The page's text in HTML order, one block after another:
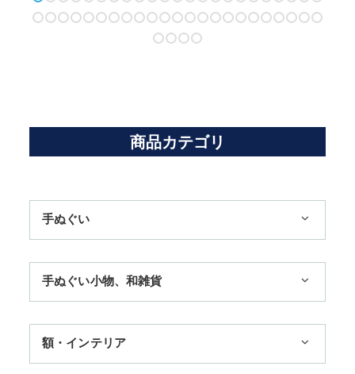
商品カテゴリ
手ぬぐい
3,300円まで
11,000円まで
手ぬぐい小物、和雑貨
扇子
額・インテリア